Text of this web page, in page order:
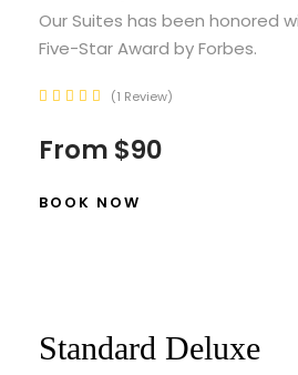
Our Suites has been honored
Five-Star Award by Forbes.
1 Review
From $90
BOOK NOW
Standard Deluxe